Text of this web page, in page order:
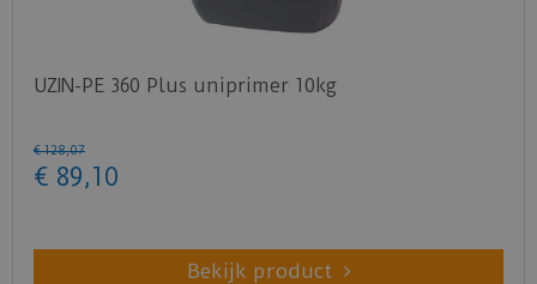
UZIN-PE 360 Plus uniprimer 10kg
€ 128,07
€ 89,10
Bekijk product